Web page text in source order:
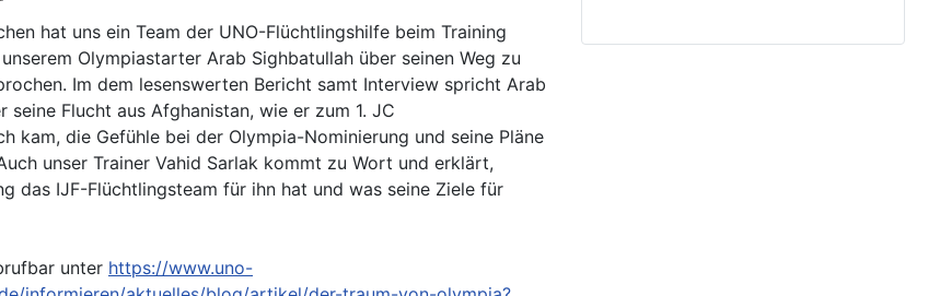
hat uns ein Team der UNO-Flüchtlingshilfe beim Training
Olympiastarter Arab Sighbatullah über seinen Weg zu
Im dem lesenswerten Bericht samt Interview spricht Arab
seine Flucht aus Afghanistan, wie er zum 1. JC
kam, die Gefühle bei der Olympia-Nominierung und seine Pläne
unser Trainer Vahid Sarlak kommt zu Wort und erklärt,
das IJF-Flüchtlingsteam für ihn hat und was seine Ziele für
unter https://www.uno-